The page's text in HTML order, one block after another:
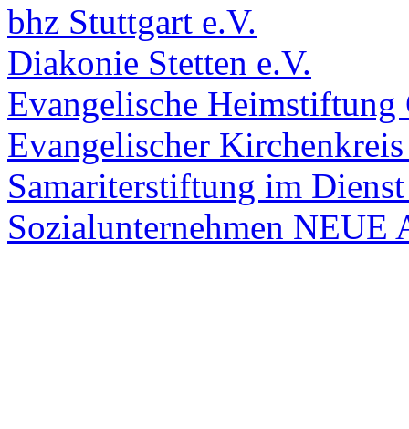
bhz Stuttgart e.V.
Diakonie Stetten e.V.
Evangelische Heimstiftung
Evangelischer
Samariterstiftung im
Sozialunternehmen NEUE